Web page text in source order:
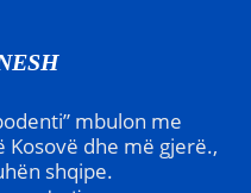
mbulon me
dhe më gjerë.,
shqipe.